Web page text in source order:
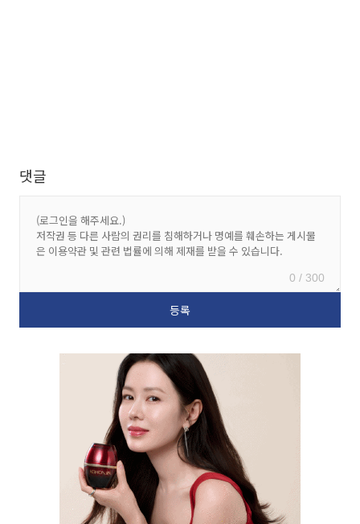
댓글
0 / 300